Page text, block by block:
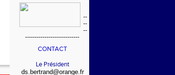
--
--
--
----------------------------
CONTACT
Le Président
ds.bertrand@orange.fr